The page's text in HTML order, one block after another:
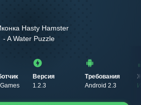
Версия
1.2.3
Требования
Android 2.3